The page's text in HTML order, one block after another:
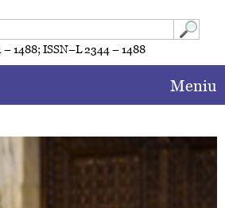
– 1488; ISSN–L 2344 – 1488
Meniu